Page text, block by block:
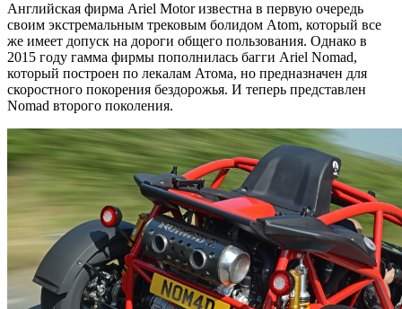
Английская фирма Ariel Motor известна в первую очередь
своим экстремальным трековым болидом Atom, который все
же имеет допуск на дороги общего пользования. Однако в
2015 году гамма фирмы пополнилась багги Ariel Nomad,
который построен по лекалам Атома, но предназначен для
скоростного покорения бездорожья. И теперь представлен
Nomad второго поколения.